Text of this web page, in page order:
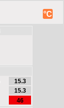
°C
15.3
15.3
46